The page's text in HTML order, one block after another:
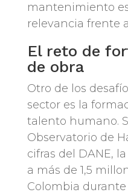
mantenimiento
relevancia frente
El reto de
de obra
Otro de los
sector es la
talento humano.
Observatorio de
cifras del DANE,
a más de 1,5
Colombia